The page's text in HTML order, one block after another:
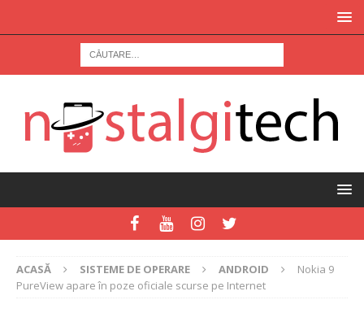
ACASĂ SISTEME DE OPERARE ANDROID
Nokia 9
PureView apare în poze oficiale scurse pe Internet